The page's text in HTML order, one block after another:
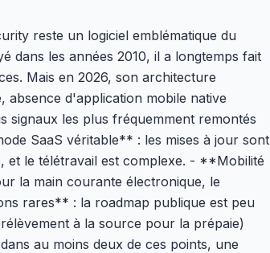
reste un logiciel emblématique du
dans les années 2010, il a longtemps fait
Mais en 2026, son architecture
absence d'application mobile native
signaux les plus fréquemment remontés
SaaS véritable** : les mises à jour sont
et le télétravail est complexe. - **Mobilité
la main courante électronique, le
rares** : la roadmap publique est peu
à la source pour la prépaie)
au moins deux de ces points, une